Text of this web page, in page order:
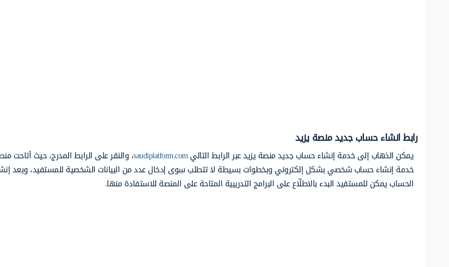
رابط انشاء حساب جديد منصة يزيد
يمكن الذهاب إلى خدمة إنشاء حساب جديد منصة يزيد عبر الرابط التاليsaudiplatform.com، والنقر على الرابط المدرج، حيث أتاحت
خدمة إنشاء حساب شخصي بشكل إلكتروني وبخطوات بسيطة لا تتطلب سِوى إدخال عدد من البيانات الشخصية للمستفيد، وبعد
الحساب يمكن للمستفيد البدء بالاطلّاع على البرامج التدريبية المتاحة على المنصة للاستفادة منها.